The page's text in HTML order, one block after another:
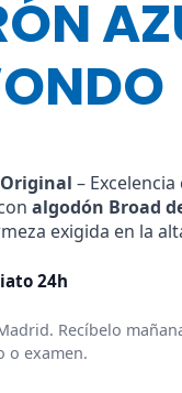
–
algodón Broad
exigida en la
24h
Recíbelo
o examen.